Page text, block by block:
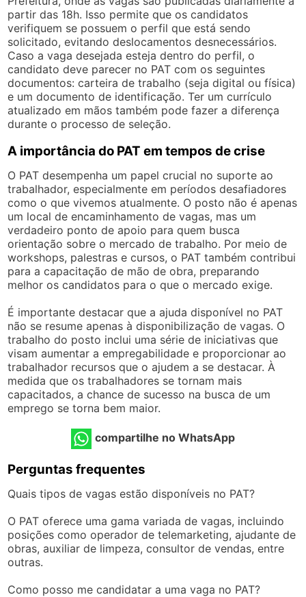
partir das 18h. Isso permite que os candidatos
verifiquem se possuem o perfil que está sendo
solicitado, evitando deslocamentos desnecessários.
Caso a vaga desejada esteja dentro do perfil, o
candidato deve parecer no PAT com os seguintes
documentos: carteira de trabalho (seja digital ou física)
e um documento de identificação. Ter um currículo
atualizado em mãos também pode fazer a diferença
durante o processo de seleção.
A importância do PAT em tempos de crise
O PAT desempenha um papel crucial no suporte ao
trabalhador, especialmente em períodos desafiadores
como o que vivemos atualmente. O posto não é apenas
um local de encaminhamento de vagas, mas um
verdadeiro ponto de apoio para quem busca
orientação sobre o mercado de trabalho. Por meio de
workshops, palestras e cursos, o PAT também contribui
para a capacitação de mão de obra, preparando
melhor os candidatos para o que o mercado exige.
É importante destacar que a ajuda disponível no PAT
não se resume apenas à disponibilização de vagas. O
trabalho do posto inclui uma série de iniciativas que
visam aumentar a empregabilidade e proporcionar ao
trabalhador recursos que o ajudem a se destacar. À
medida que os trabalhadores se tornam mais
capacitados, a chance de sucesso na busca de um
emprego se torna bem maior.
compartilhe no WhatsApp
Perguntas frequentes
Quais tipos de vagas estão disponíveis no PAT?
O PAT oferece uma gama variada de vagas, incluindo
posições como operador de telemarketing, ajudante de
obras, auxiliar de limpeza, consultor de vendas, entre
outras.
Como posso me candidatar a uma vaga no PAT?